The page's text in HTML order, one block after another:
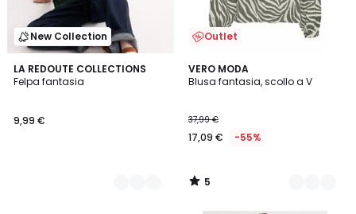
New Collection
LA REDOUTE COLLECTIONS
Felpa fantasia
9,99 €
3
Colori
Outlet
VERO MODA
Blusa fantasia, scollo a V
37,99 €
17,09 € -55%
5
/
2
Colori
5
/